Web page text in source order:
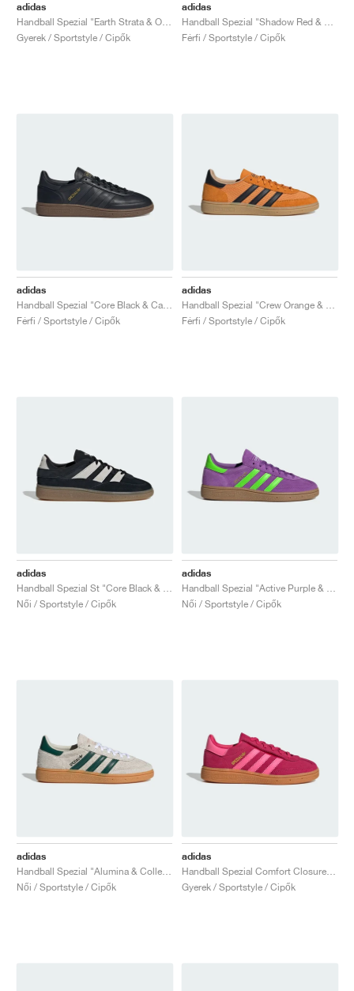
adidas
Handball Spezial "Earth Strata & Off White"
Gyerek / Sportstyle / Cipők
adidas
Handball Spezial "Shadow Red & Off White"
Férfi / Sportstyle / Cipők
adidas
Handball Spezial "Core Black & Carbon"
Férfi / Sportstyle / Cipők
adidas
Handball Spezial "Crew Orange & Core Black"
Férfi / Sportstyle / Cipők
adidas
Handball Spezial St "Core Black & Cloud White"
Női / Sportstyle / Cipők
adidas
Handball Spezial "Active Purple & Solar Green"
Női / Sportstyle / Cipők
adidas
Handball Spezial "Alumina & Collegiate Green"
Női / Sportstyle / Cipők
adidas
Handball Spezial Comfort Closure Elastic Lace "Ruby Red & Lucid Pink"
Gyerek / Sportstyle / Cipők